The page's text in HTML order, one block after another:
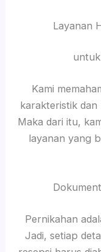
Layanan
Kami
karakteristik
Maka dari itu,
layanan yang
Pernikahan
Jadi, setiap